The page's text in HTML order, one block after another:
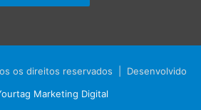
os direitos reservados | Desenvolvido
Marketing Digital